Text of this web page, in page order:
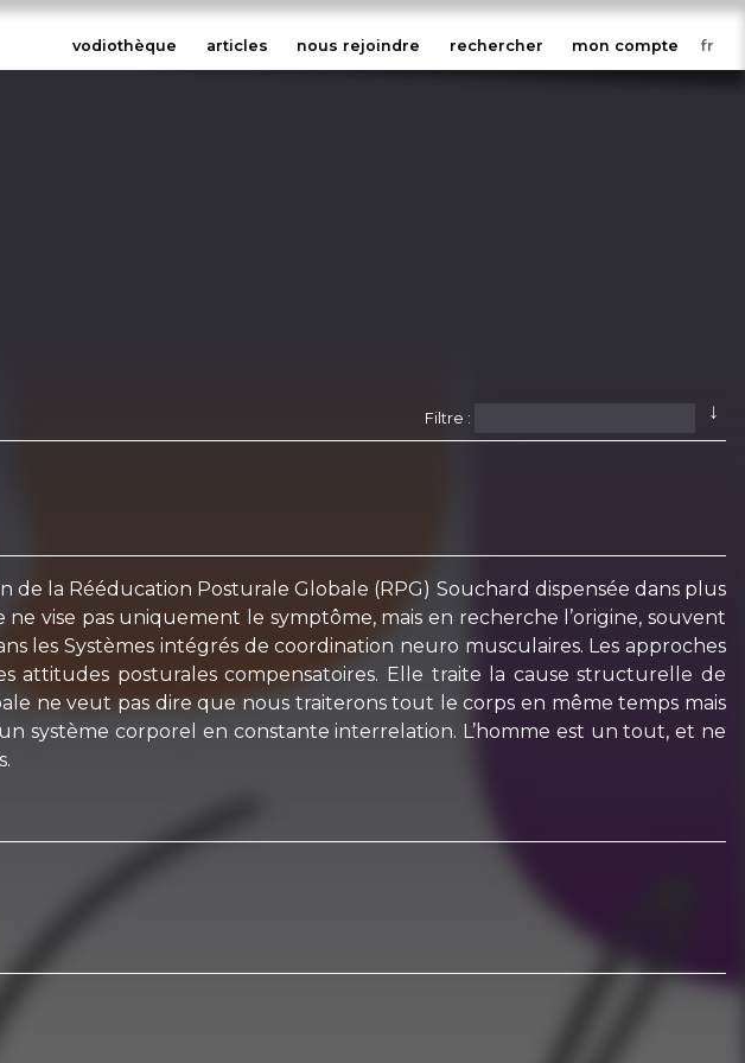
vodiothèque articles nous rejoindre rechercher mon compte
↓
Filtre :
la Rééducation Posturale Globale (RPG) Souchard dispensée dans plus
vise pas uniquement le symptôme, mais en recherche l’origine, souvent
les Systèmes intégrés de coordination neuro musculaires. Les approches
attitudes posturales compensatoires. Elle traite la cause structurelle de
ne veut pas dire que nous traiterons tout le corps en même temps mais
système corporel en constante interrelation. L’homme est un tout, et ne